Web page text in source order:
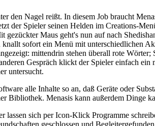
den Nagel reißt. In diesem Job braucht
der Spieler seinen Helden im Creations-
Maus geht's nun auf nach
sofort ein Menü mit unterschiedlichen
mittendrin stehen überall rote Wörter;
Gespräch klickt der Spieler einfach ein
untersucht.
alle Inhalte so an, daß Geräte oder
Bibliothek. Menasis kann außerdem Dinge
sich per Icon-Klick Programme
geschlossen und